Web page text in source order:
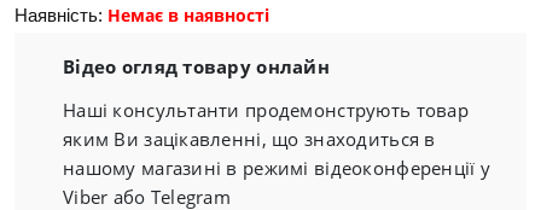
Наявність: Немає в наявності
Відео огляд товару онлайн
Наші консультанти продемонструють товар
яким Ви зацікавленні, що знаходиться в
нашому магазині в режимі відеоконференції у
Viber або Telegram